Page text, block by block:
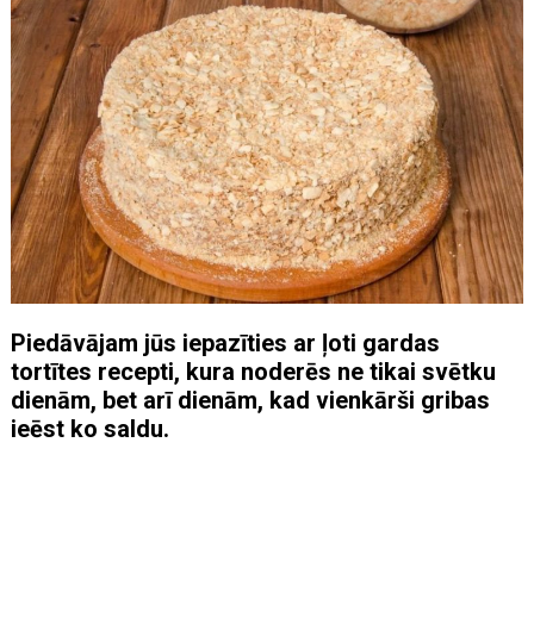
Piedāvājam jūs iepazīties ar ļoti gardas
tortītes recepti, kura noderēs ne tikai svētku
dienām, bet arī dienām, kad vienkārši gribas
ieēst ko saldu.